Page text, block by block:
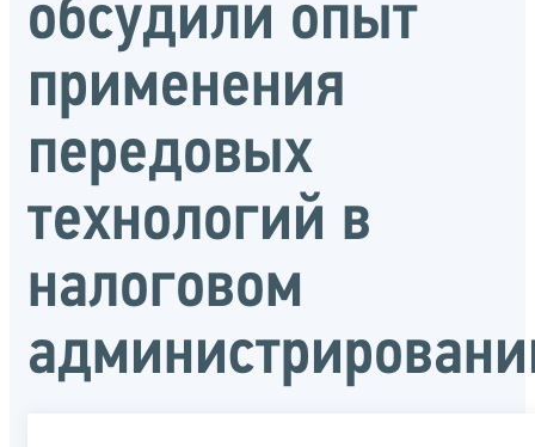
обсудили опыт
применения
передовых
технологий в
налоговом